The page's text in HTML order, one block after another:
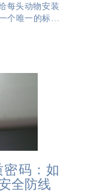
每头动物安装
个唯一的标识
读写器记录
码：如
全防线